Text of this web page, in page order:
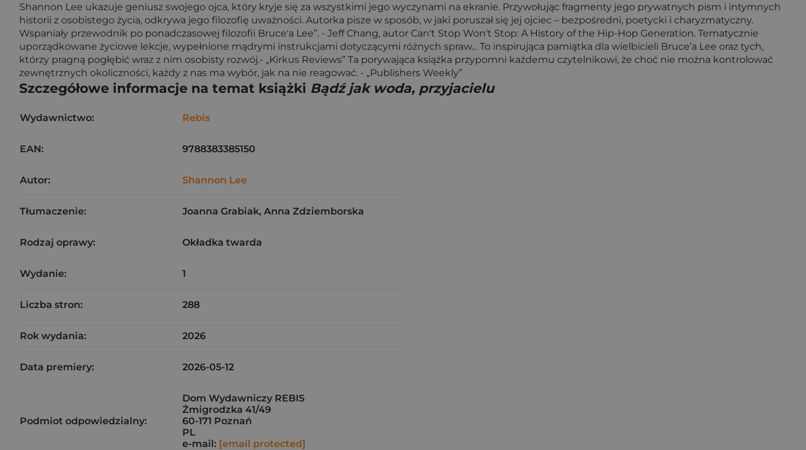
Shannon Lee ukazuje geniusz swojego ojca, który kryje się za wszystkimi jego wyczynami na ekranie. Przywołując fragmenty jego prywatnych pism i intymnych
historii z osobistego życia, odkrywa jego filozofię uważności. Autorka pisze w sposób, w jaki poruszał się jej ojciec – bezpośredni, poetycki i charyzmatyczny.
Wspaniały przewodnik po ponadczasowej filozofii Bruce'a Lee”. - Jeff Chang, autor Can't Stop Won't Stop: A History of the Hip-Hop Generation. Tematycznie
uporządkowane życiowe lekcje, wypełnione mądrymi instrukcjami dotyczącymi różnych spraw… To inspirująca pamiątka dla wielbicieli Bruce’a Lee oraz tych,
którzy pragną pogłębić wraz z nim osobisty rozwój.- „Kirkus Reviews” Ta porywająca książka przypomni każdemu czytelnikowi, że choć nie można kontrolować
zewnętrznych okoliczności, każdy z nas ma wybór, jak na nie reagować. - „Publishers Weekly”
Szczegółowe informacje na temat książki Bądź jak woda, przyjacielu
Wydawnictwo: Rebis
EAN: 9788383385150
Autor: Shannon Lee
Tłumaczenie: Joanna Grabiak, Anna Zdziemborska
Rodzaj oprawy: Okładka twarda
Wydanie: 1
Liczba stron: 288
Rok wydania: 2026
Data premiery: 2026-05-12
Podmiot odpowiedzialny:
Dom Wydawniczy REBIS
Żmigrodzka 41/49
60-171 Poznań
PL
e-mail: [email protected]